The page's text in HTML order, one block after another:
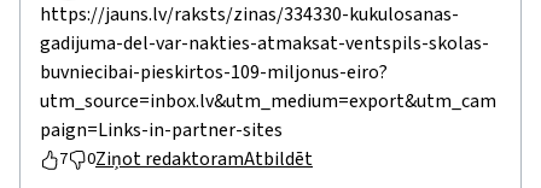
https://jauns.lv/raksts/zinas/334330-kukulosanas-
gadijuma-del-var-nakties-atmaksat-ventspils-skolas-
buvniecibai-pieskirtos-109-miljonus-eiro?
utm_source=inbox.lv&utm_medium=export&utm_cam
paign=Links-in-partner-sites
7 0Ziņot redaktoramAtbildēt